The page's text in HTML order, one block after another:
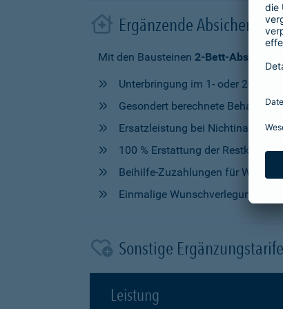
Ergänzende
Mit den Bausteinen 2-Bett-
Unterbringung im 1- oder 2-
Gesondert berechnete
Ersatzleistung bei
100 % Erstattung der
Beihilfe-Zuzahlungen für
Einmalige Wunschverlegung
Sonstige
Leistung